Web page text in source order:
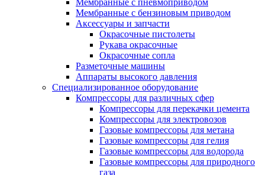
Мембранные с пневмоприводом
Мембранные с бензиновым приводом
Аксессуары и запчасти
Окрасочные пистолеты
Рукава окрасочные
Окрасочные сопла
Разметочные машины
Аппараты высокого давления
Специализированное оборудование
Компрессоры для различных сфер
Компрессоры для перекачки цемента
Компрессоры для электровозов
Газовые компрессоры для метана
Газовые компрессоры для гелия
Газовые компрессоры для водорода
Газовые компрессоры для природного
газа